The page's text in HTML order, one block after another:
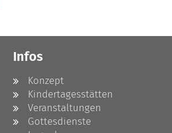
Infos
Konzept
Kindertagesstätten
Veranstaltungen
Gottesdienste